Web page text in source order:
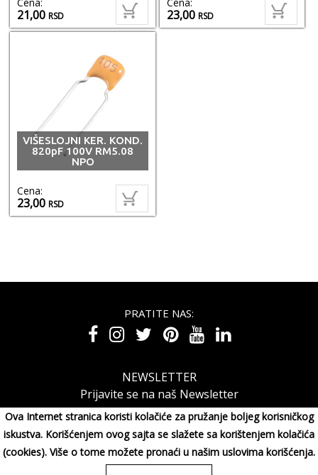
Ova Internet stranica koristi kolačiće za pružanje boljeg korisničkog
iskustva. Korišćenjem ovog sajta se slažete sa korištenjem kolačića
(cookies). Više o tome možete pronaći u našim uslovima korišćenja.
21,00RSD 23,00RSD
VIŠESLOJNI KER. KOND.
820pF 100V RM5.08
NPO
Cena:
23,00RSD
PRATITE NAS:
NEWSLETTER
Prijavite se na naš Newsletter
MAXIMORA GROUP DOO Miluna Pantića 15, 34000 KRAGUJE,